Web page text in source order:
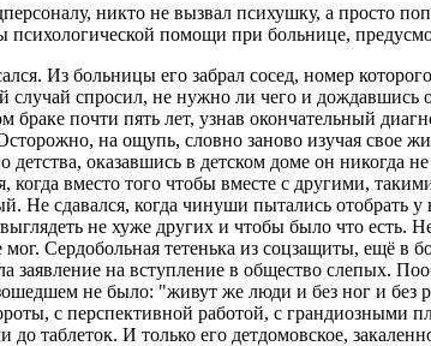
никто не вызвал психушку, а просто
психологической помощи при больнице,
Из больницы его забрал сосед, номер
случай спросил, не нужно ли чего и
почти пять лет, узнав окончательный
на ощупь, словно заново изучая свое
детства, оказавшись в детском доме он никогда
когда вместо того чтобы вместе с другими,
Не сдавался, когда чинуши пытались отобрать
не хуже других и чтобы было что есть.
Сердобольная тетенька из соцзащиты, ещё в
заявление на вступление в общество слепых.
не было: "живут же люди и без ног и без
с перспективной работой, с грандиозными
до таблеток. И только его детдомовское,